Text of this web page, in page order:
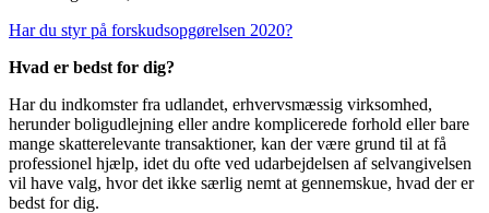
Har du styr på forskudsopgørelsen 2020?
Hvad er bedst for dig?
Har du indkomster fra udlandet, erhvervsmæssig virksomhed,
herunder boligudlejning eller andre komplicerede forhold eller bare
mange skatterelevante transaktioner, kan der være grund til at få
professionel hjælp, idet du ofte ved udarbejdelsen af selvangivelsen
vil have valg, hvor det ikke særlig nemt at gennemskue, hvad der er
bedst for dig.